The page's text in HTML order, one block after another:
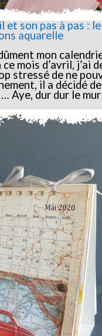
et son pas à pas :
aquarelle
mon
ce mois d’avril, j’ai
stressé de ne
il a décidé
Aye, dur dur le